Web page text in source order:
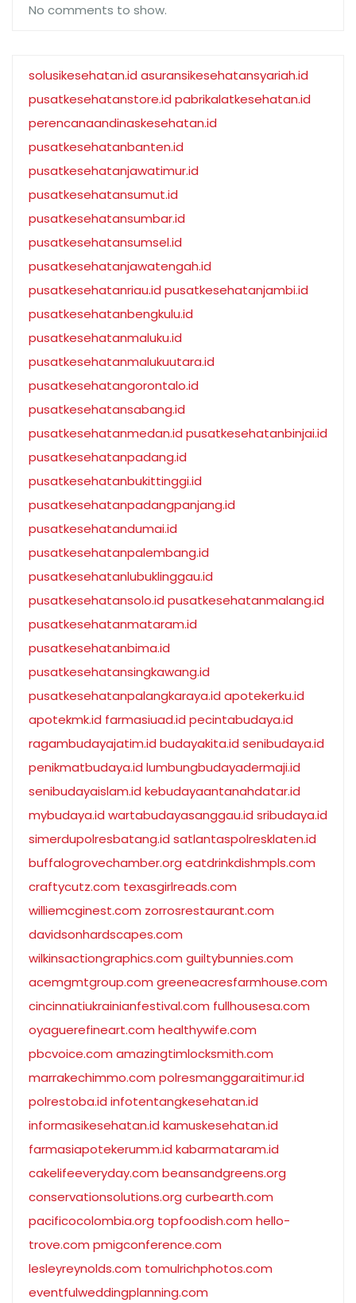
No comments to show.
solusikesehatan.id asuransikesehatansyariah.id
pusatkesehatanstore.id pabrikalatkesehatan.id
perencanaandinaskesehatan.id
pusatkesehatanbanten.id
pusatkesehatanjawatimur.id
pusatkesehatansumut.id
pusatkesehatansumbar.id
pusatkesehatansumsel.id
pusatkesehatanjawatengah.id
pusatkesehatanriau.id pusatkesehatanjambi.id
pusatkesehatanbengkulu.id
pusatkesehatanmaluku.id
pusatkesehatanmalukuutara.id
pusatkesehatangorontalo.id
pusatkesehatansabang.id
pusatkesehatanmedan.id pusatkesehatanbinjai.id
pusatkesehatanpadang.id
pusatkesehatanbukittinggi.id
pusatkesehatanpadangpanjang.id
pusatkesehatandumai.id
pusatkesehatanpalembang.id
pusatkesehatanlubuklinggau.id
pusatkesehatansolo.id pusatkesehatanmalang.id
pusatkesehatanmataram.id
pusatkesehatanbima.id
pusatkesehatansingkawang.id
pusatkesehatanpalangkaraya.id apotekerku.id
apotekmk.id farmasiuad.id pecintabudaya.id
ragambudayajatim.id budayakita.id senibudaya.id
penikmatbudaya.id lumbungbudayadermaji.id
senibudayaislam.id kebudayaantanahdatar.id
mybudaya.id wartabudayasanggau.id sribudaya.id
simerdupolresbatang.id satlantaspolresklaten.id
buffalogrovechamber.org eatdrinkdishmpls.com
craftycutz.com texasgirlreads.com
williemcginest.com zorrosrestaurant.com
davidsonhardscapes.com
wilkinsactiongraphics.com guiltybunnies.com
acemgmtgroup.com greeneacresfarmhouse.com
cincinnatiukrainianfestival.com fullhousesa.com
oyaguerefineart.com healthywife.com
pbcvoice.com amazingtimlocksmith.com
marrakechimmo.com polresmanggaraitimur.id
polrestoba.id infotentangkesehatan.id
informasikesehatan.id kamuskesehatan.id
farmasiapotekerumm.id kabarmataram.id
cakelifeeveryday.com beansandgreens.org
conservationsolutions.org curbearth.com
pacificocolombia.org topfoodish.com hello-
trove.com pmigconference.com
lesleyreynolds.com tomulrichphotos.com
eventfulweddingplanning.com